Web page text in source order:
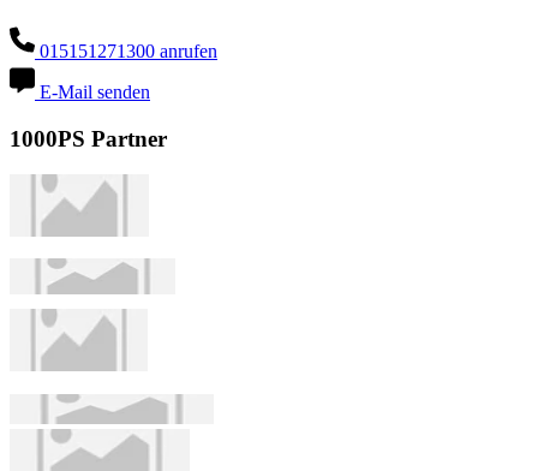
015151271300 anrufen
E-Mail senden
1000PS Partner